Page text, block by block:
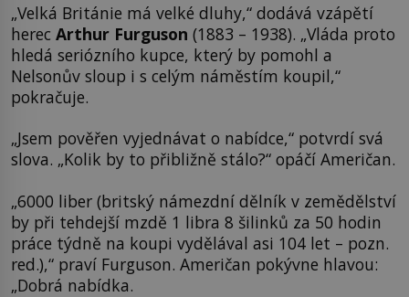
„Velká Británie má velké dluhy,“ dodává vzápětí
herec Arthur Furguson (1883 – 1938). „Vláda proto
hledá seriózního kupce, který by pomohl a
Nelsonův sloup i s celým náměstím koupil,“
pokračuje.
„Jsem pověřen vyjednávat o nabídce,“ potvrdí svá
slova. „Kolik by to přibližně stálo?“ opáčí Američan.
„6000 liber (britský námezdní dělník v zemědělství
by při tehdejší mzdě 1 libra 8 šilinků za 50 hodin
práce týdně na koupi vydělával asi 104 let – pozn.
red.),“ praví Furguson. Američan pokývne hlavou:
„Dobrá nabídka.